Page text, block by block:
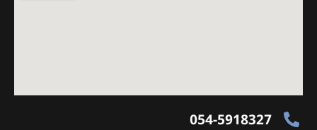
054-5918327